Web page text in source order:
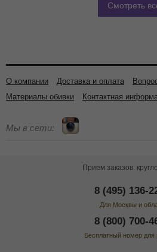
Смотреть
О компании Доставка и оплата
Материалы обивки
Контактная
Мы в сети:
Прием заказов:
8 (495) 136-
Для Москвы и
8 (800) 700-
Бесплатный номер для